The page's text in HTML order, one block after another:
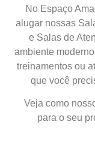
No Espaço
alugar nossas
e Salas de
ambiente
treinamentos ou
que você
Veja como
para o seu